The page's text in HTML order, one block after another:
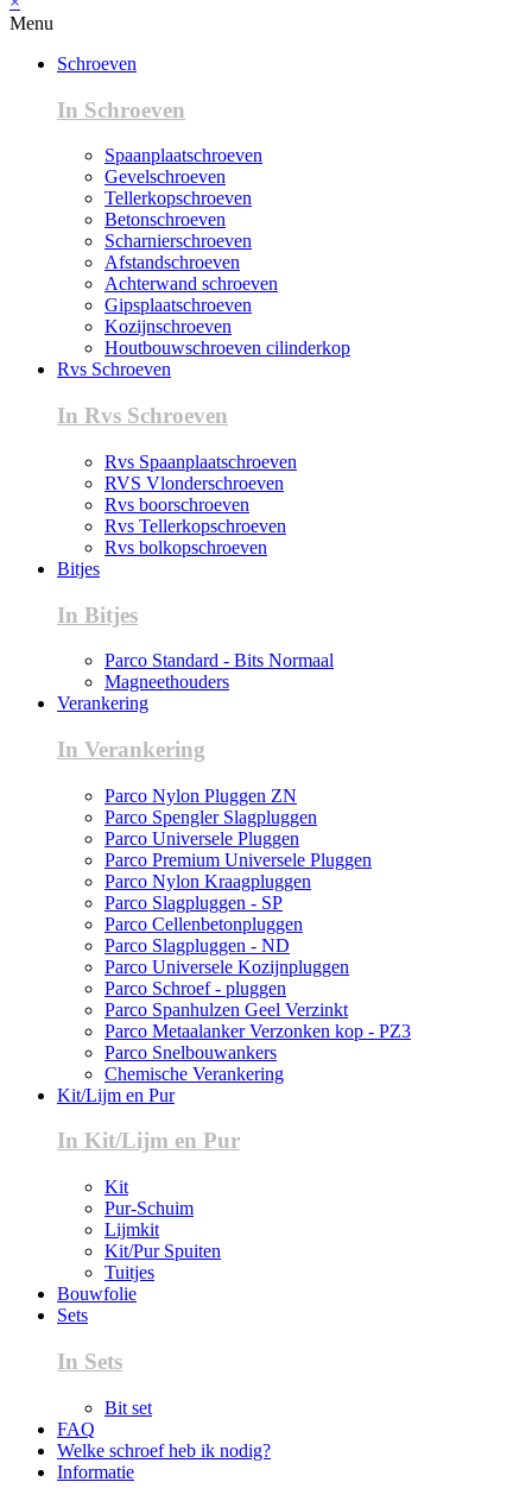
Menu
Schroeven
In Schroeven
Spaanplaatschroeven
Gevelschroeven
Tellerkopschroeven
Betonschroeven
Scharnierschroeven
Afstandschroeven
Achterwand schroeven
Gipsplaatschroeven
Kozijnschroeven
Houtbouwschroeven cilinderkop
Rvs Schroeven
In Rvs Schroeven
Rvs Spaanplaatschroeven
RVS Vlonderschroeven
Rvs boorschroeven
Rvs Tellerkopschroeven
Rvs bolkopschroeven
Bitjes
In Bitjes
Parco Standard - Bits Normaal
Magneethouders
Verankering
In Verankering
Parco Nylon Pluggen ZN
Parco Spengler Slagpluggen
Parco Universele Pluggen
Parco Premium Universele Pluggen
Parco Nylon Kraagpluggen
Parco Slagpluggen - SP
Parco Cellenbetonpluggen
Parco Slagpluggen - ND
Parco Universele Kozijnpluggen
Parco Schroef - pluggen
Parco Spanhulzen Geel Verzinkt
Parco Metaalanker Verzonken kop - PZ3
Parco Snelbouwankers
Chemische Verankering
Kit/Lijm en Pur
In Kit/Lijm en Pur
Kit
Pur-Schuim
Lijmkit
Kit/Pur Spuiten
Tuitjes
Bouwfolie
Sets
In Sets
Bit set
FAQ
Welke schroef heb ik nodig?
Informatie